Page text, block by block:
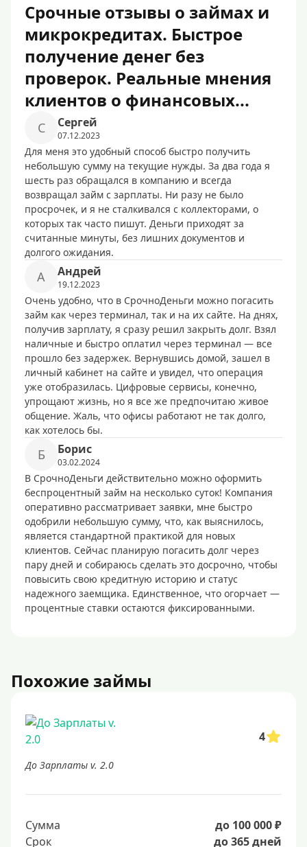
Срочные отзывы о займах и
микрокредитах. Быстрое
получение денег без
проверок. Реальные мнения
клиентов о финансовых...
С Сергей
07.12.2023
Для меня это удобный способ быстро получить
небольшую сумму на текущие нужды. За два года я
шесть раз обращался в компанию и всегда
возвращал займ с зарплаты. Ни разу не было
просрочек, и я не сталкивался с коллекторами, о
которых так часто пишут. Деньги приходят за
считанные минуты, без лишних документов и
долгого ожидания.
А Андрей
19.12.2023
Очень удобно, что в СрочноДеньги можно погасить
займ как через терминал, так и на их сайте. На днях,
получив зарплату, я сразу решил закрыть долг. Взял
наличные и быстро оплатил через терминал — все
прошло без задержек. Вернувшись домой, зашел в
личный кабинет на сайте и увидел, что операция
уже отобразилась. Цифровые сервисы, конечно,
упрощают жизнь, но я все же предпочитаю живое
общение. Жаль, что офисы работают не так долго,
как хотелось бы.
Б Борис
03.02.2024
В СрочноДеньги действительно можно оформить
беспроцентный займ на несколько суток! Компания
оперативно рассматривает заявки, мне быстро
одобрили небольшую сумму, что, как выяснилось,
является стандартной практикой для новых
клиентов. Сейчас планирую погасить долг через
пару дней и собираюсь сделать это досрочно, чтобы
повысить свою кредитную историю и статус
надежного заемщика. Единственное, что огорчает —
процентные ставки остаются фиксированными.
Похожие займы
4
До Зарплаты v. 2.0
Сумма
до 100 000 ₽
Срок
до 365 дней